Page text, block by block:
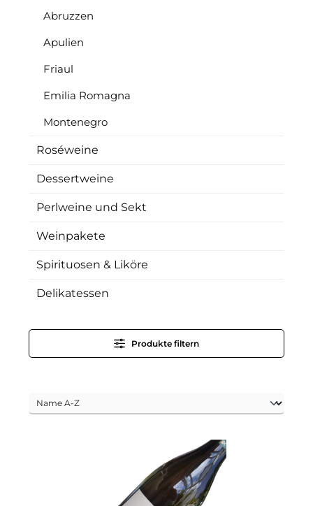
Abruzzen
Apulien
Friaul
Emilia Romagna
Montenegro
Roséweine
Dessertweine
Perlweine und Sekt
Weinpakete
Spirituosen & Liköre
Delikatessen
Produkte filtern